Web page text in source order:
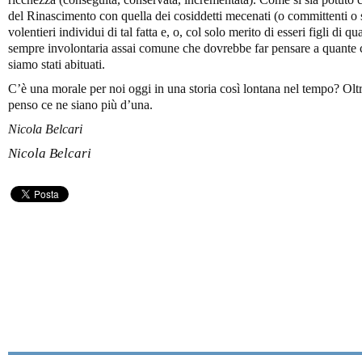
del Rinascimento con quella dei cosiddetti mecenati (o committenti o
volentieri individui di tal fatta e, o, col solo merito di esseri figli di
sempre involontaria assai comune che dovrebbe far pensare a
siamo stati abituati.
C’è una morale per noi oggi in una storia così lontana nel tempo?
penso ce ne siano più d’una.
Nicola Belcari
Nicola Belcari